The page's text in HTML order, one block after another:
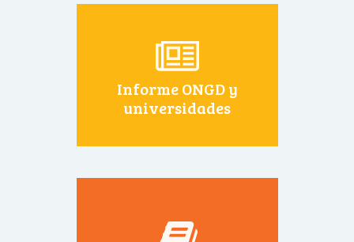
Informe ONGD y
universidades